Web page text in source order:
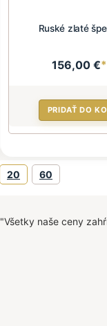
Ruské zlaté
156,00 €*
PRIDAŤ DO
20 60
"Všetky naše ceny